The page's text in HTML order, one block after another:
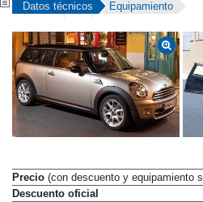
Datos técnicos Equipamiento
Precio (con descuento y equipamiento
Descuento oficial